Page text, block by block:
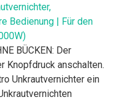
Bedienung | Für den
BÜCKEN: Der
Knopfdruck anschalten.
Unkrautvernichter ein